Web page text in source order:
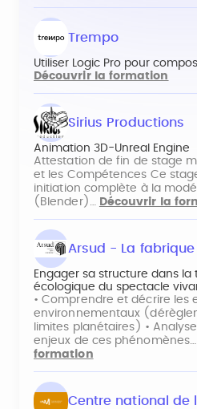
Trempo
Utiliser Logic Pro pour
Découvrir la formation
Sirius Productions
Animation 3D-Unreal Engine
Attestation de fin de stage
et les Compétences Ce
initiation complète à la
(Blender)… Découvrir la
Arsud - La
Engager sa structure dans
écologique du spectacle
• Comprendre et décrire les
environnementaux
limites planétaires) •
enjeux de ces phénomènes…
formation
Centre national de